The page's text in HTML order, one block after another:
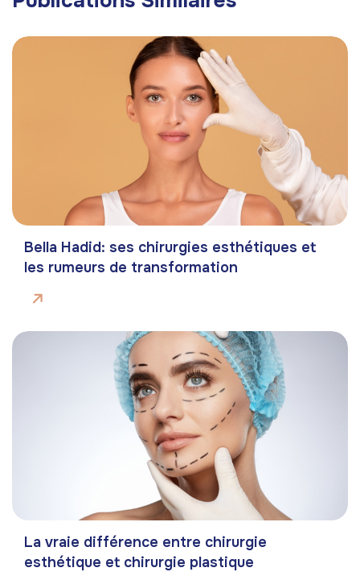
Bella Hadid: ses chirurgies esthétiques et
les rumeurs de transformation
La vraie différence entre chirurgie
esthétique et chirurgie plastique